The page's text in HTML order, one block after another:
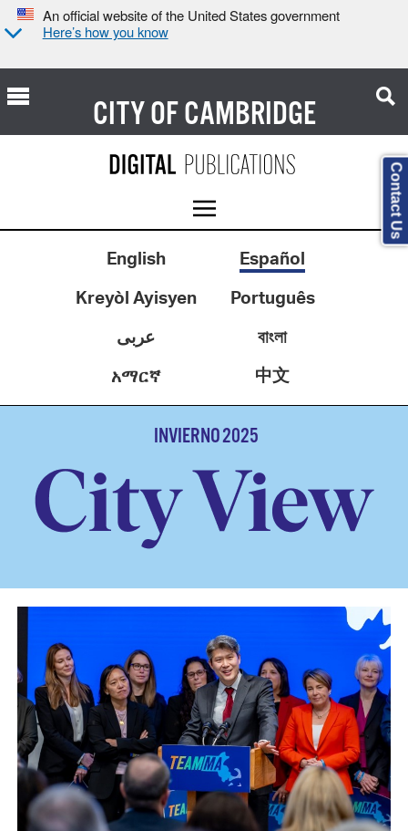
An official website of the United States government
Here’s how you know
CITY OFCAMBRIDGE
English
Español
Kreyòl Ayisyen
Português
عربى
বাংলা
አማርኛ
中文
INVIERNO 2025
Contact Us